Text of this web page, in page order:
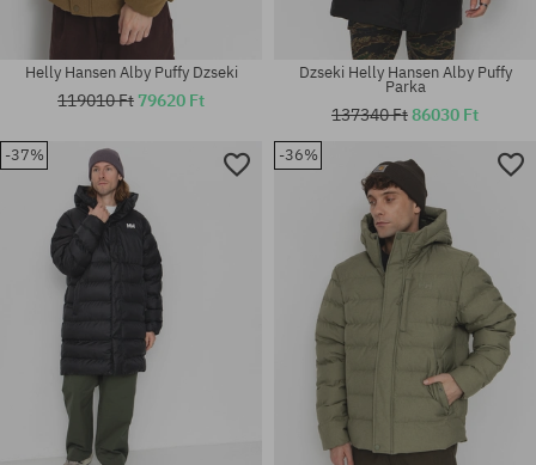
Elérhető méretek:
Elérhető méretek:
Helly Hansen Alby Puffy Dzseki
119010 Ft 79620 Ft
Dzseki Helly Hansen Alby Puffy
Parka
137340 Ft86030 Ft
-37% -36%